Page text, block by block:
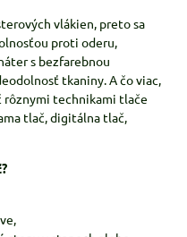
vlákien, preto sa
proti oderu,
s bezfarebnou
tkaniny. A čo viac,
rôznymi technikami tlače
tlač, digitálna tlač,